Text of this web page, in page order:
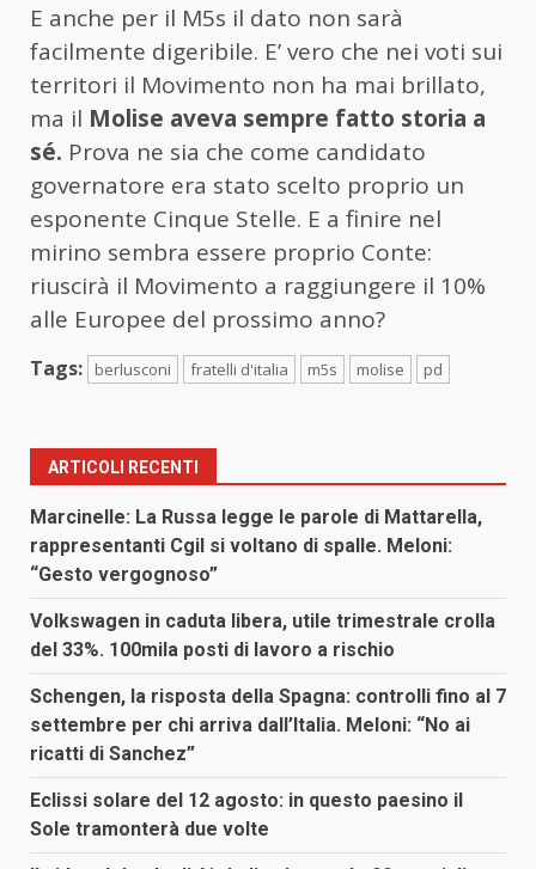
E anche per il M5s il dato non sarà
facilmente digeribile. E’ vero che nei voti sui
territori il Movimento non ha mai brillato,
ma il Molise aveva sempre fatto storia a
sé. Prova ne sia che come candidato
governatore era stato scelto proprio un
esponente Cinque Stelle. E a finire nel
mirino sembra essere proprio Conte:
riuscirà il Movimento a raggiungere il 10%
alle Europee del prossimo anno?
Tags: berlusconi fratelli d'italia m5s molise pd
ARTICOLI RECENTI
Marcinelle: La Russa legge le parole di Mattarella,
rappresentanti Cgil si voltano di spalle. Meloni:
“Gesto vergognoso”
Volkswagen in caduta libera, utile trimestrale crolla
del 33%. 100mila posti di lavoro a rischio
Schengen, la risposta della Spagna: controlli fino al 7
settembre per chi arriva dall’Italia. Meloni: “No ai
ricatti di Sanchez”
Eclissi solare del 12 agosto: in questo paesino il
Sole tramonterà due volte